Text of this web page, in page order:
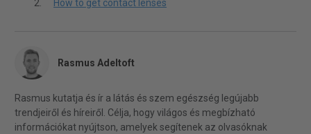
How to get contact lenses
Rasmus Adeltoft
Rasmus kutatja és ír a látás és szem egészség legújabb
trendjeiről és híreiről. Célja, hogy világos és megbízható
információkat nyújtson, amelyek segítenek az olvasóknak